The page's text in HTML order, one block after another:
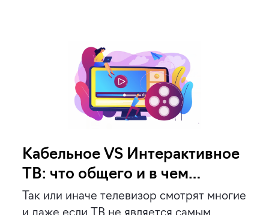
Кабельное VS Интерактивное
ТВ: что общего и в чем
разница?
Так или иначе телевизор смотрят многие